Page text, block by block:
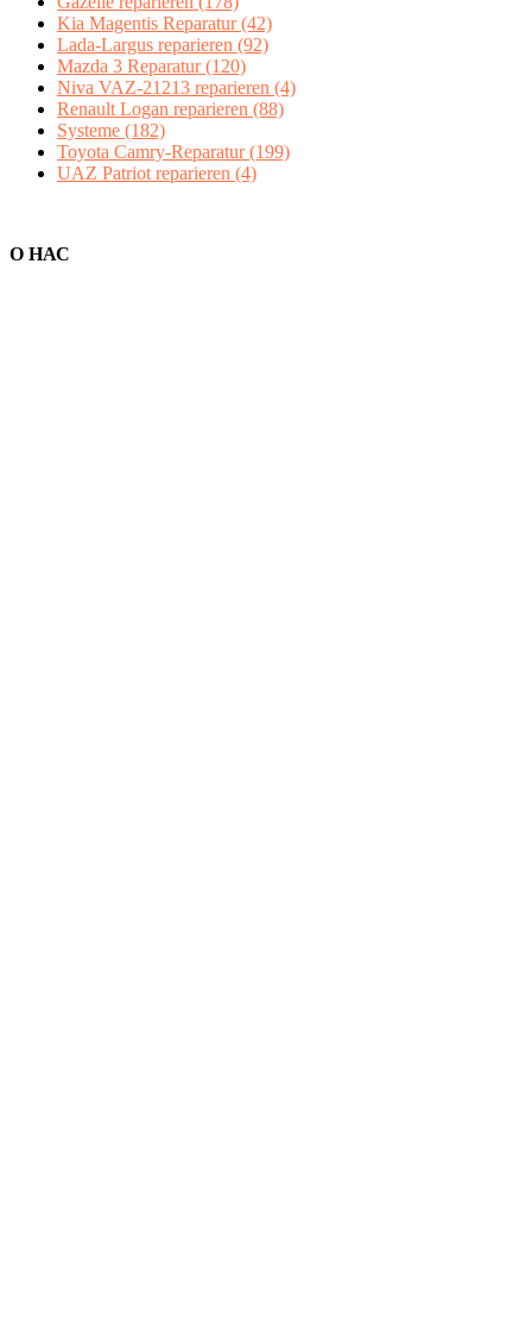
Kia Magentis Reparatur(42)
Lada-Largus reparieren (92)
Mazda 3 Reparatur(120)
Niva VAZ-21213 reparieren (4)
Renault Logan reparieren (88)
Systeme (182)
Toyota Camry-Reparatur(199)
UAZ Patriot reparieren (4)
О НАС